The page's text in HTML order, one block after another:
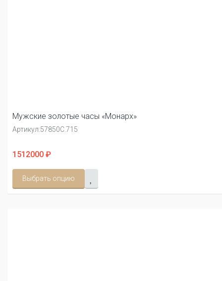
Мужские золотые часы «Монарх»
Артикул:57850С.715
1512000 ₽
Выбрать опцию